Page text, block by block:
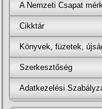
A Nemzeti Csapat
Cikktár
Könyvek, füzetek,
Szerkesztőség
Adatkezelési